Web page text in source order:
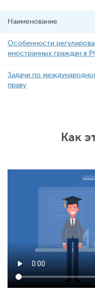
Наименование
Особенности
иностранных граждан в
Задачи по
праву
Как